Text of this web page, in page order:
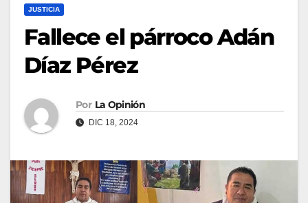
JUSTICIA
Fallece el párroco Adán
Díaz Pérez
Por La Opinión
DIC 18, 2024